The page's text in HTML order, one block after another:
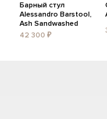
Барный стул
Alessandro Barstool,
Ash Sandwashed
42 300 ₽